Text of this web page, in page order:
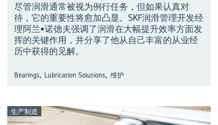
尽管润滑通常被视为例行任务，但如果认真对
待，它的重要性将愈加凸显。SKF润滑管理开发经
理阿兰•诺德夫强调了润滑在大幅提升效率方面发
挥的关键作用，并分享了他从自己丰富的从业经
历中获得的见解。
Bearings, Lubrication Solutions, 维护
生产制造